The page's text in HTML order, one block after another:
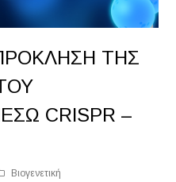
ΤΗΣ
CRISPR –
Βιογενετική